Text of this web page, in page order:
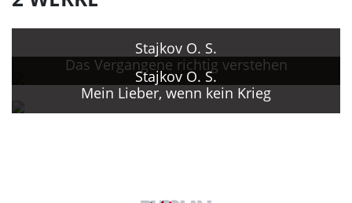
1980er Jahre Auftragsarbeiten für das
künstlerische Kombinat der Abteilung
des künstlerischen Fonds in Odessa.
Arbeit als Plakatkünstler, überwiegend in
Zusammenarbeit mit A. M. Lekomcev
und E. P. Morozovskij.
Stajkov O. S.
Das Vergangene richtig verstehen
Stajkov O. S.
Mein Lieber, wenn kein Krieg